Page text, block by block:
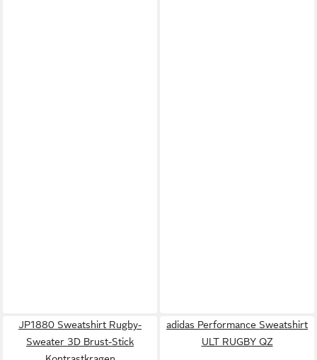
JP1880 Sweatshirt Rugby-
Sweater 3D Brust-Stick
adidas Performance Sweatshirt
ULT RUGBY QZ